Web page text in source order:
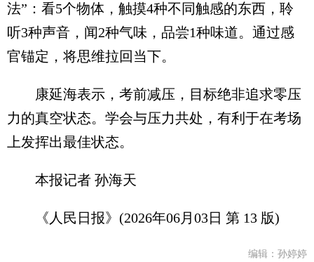
法”：看5个物体，触摸4种不同触感的东西，聆
听3种声音，闻2种气味，品尝1种味道。通过感
官锚定，将思维拉回当下。
康延海表示，考前减压，目标绝非追求零压
力的真空状态。学会与压力共处，有利于在考场
上发挥出最佳状态。
本报记者 孙海天
《人民日报》(2026年06月03日 第 13 版)
编辑：孙婷婷